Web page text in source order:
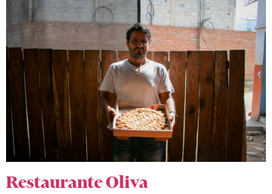
Restaurante Oliva